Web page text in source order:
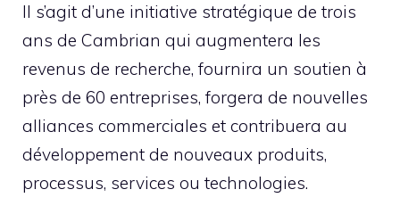
Il s’agit d’une initiative stratégique de trois
ans de Cambrian qui augmentera les
revenus de recherche, fournira un soutien à
près de 60 entreprises, forgera de nouvelles
alliances commerciales et contribuera au
développement de nouveaux produits,
processus, services ou technologies.